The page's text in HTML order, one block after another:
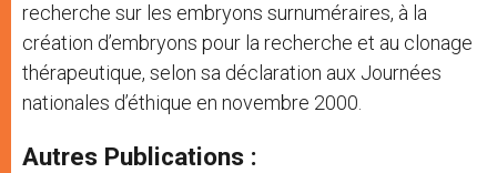
recherche sur les embryons surnuméraires, à la
création d’embryons pour la recherche et au clonage
thérapeutique, selon sa déclaration aux Journées
nationales d’éthique en novembre 2000.
Autres Publications :